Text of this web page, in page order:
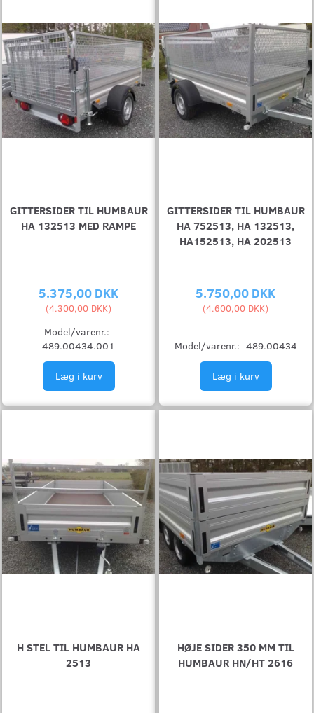
GITTERSIDER TIL HUMBAUR
HA 132513 MED RAMPE
5.375,00 DKK
(4.300,00 DKK)
Model/varenr.:
489.00434.001
Læg i kurv
GITTERSIDER TIL HUMBAUR
HA 752513, HA 132513,
HA152513, HA 202513
5.750,00 DKK
(4.600,00 DKK)
Model/varenr.: 489.00434
Læg i kurv
H STEL TIL HUMBAUR HA
2513
HØJE SIDER 350 MM TIL
HUMBAUR HN/HT 2616